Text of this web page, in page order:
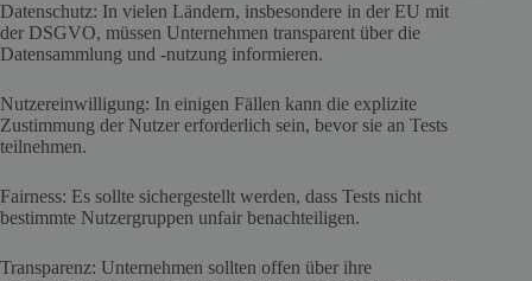
Datenschutz: In vielen Ländern, insbesondere in der EU mit
der DSGVO, müssen Unternehmen transparent über die
Datensammlung und -nutzung informieren.
Nutzereinwilligung: In einigen Fällen kann die explizite
Zustimmung der Nutzer erforderlich sein, bevor sie an Tests
teilnehmen.
Fairness: Es sollte sichergestellt werden, dass Tests nicht
bestimmte Nutzergruppen unfair benachteiligen.
Transparenz: Unternehmen sollten offen über ihre